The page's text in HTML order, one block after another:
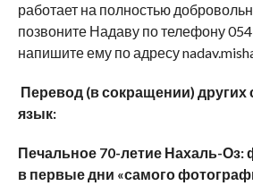
работает на полностью
позвоните Надаву по телефону
напишите ему по адресу
Перевод (в сокращении) других
язык:
Печальное 70-летие Нахаль-Оз:
в первые дни «самого